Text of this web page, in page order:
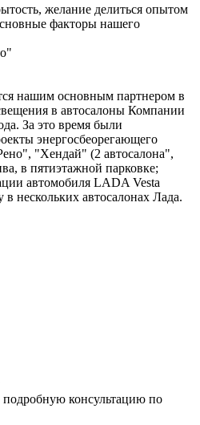
желание делиться опытом
факторы нашего
нашим основным партнером в
в автосалоны Компании
За это время были
энергосбеорегающего
"Хендай" (2 автосалона",
в пятиэтажной парковке;
автомобиля LADA Vesta
нескольких автосалонах Лада.
подробную консультацию по